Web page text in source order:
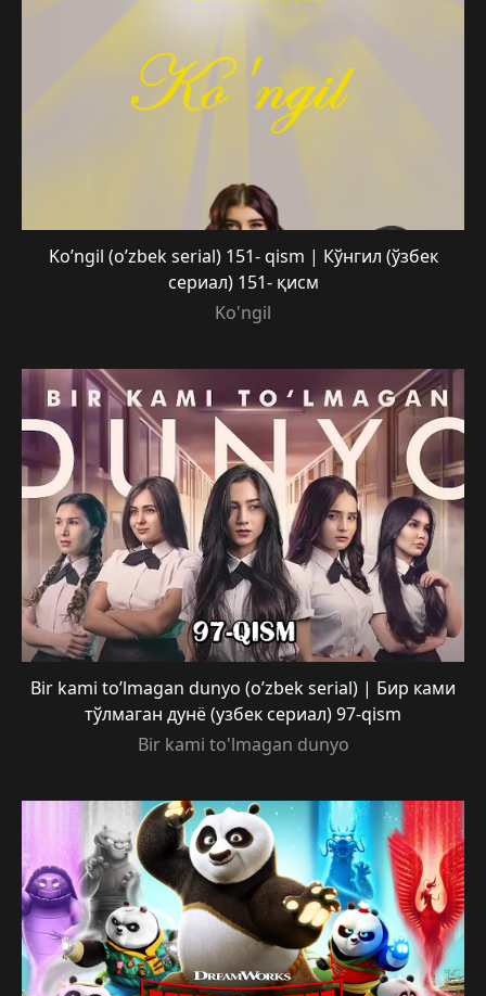
Ko’ngil (o’zbek serial) 151- qism | Кўнгил (ўзбек
сериал) 151- қисм
Ko'ngil
Bir kami to’lmagan dunyo (o’zbek serial) | Бир ками
тўлмаган дунё (узбек сериал) 97-qism
Bir kami to'lmagan dunyo